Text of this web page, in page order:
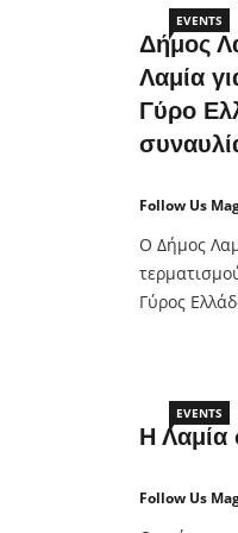
EVENTS
Δήμος
Λαμία
Γύρο
Follow Us
Ο Δήμος
Γύρος
τηςEVENTS
Η Λαμία
Follow Us